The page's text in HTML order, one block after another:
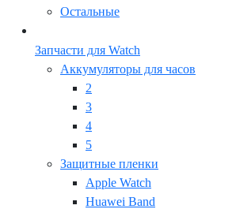
Остальные
Запчасти для Watch
Аккумуляторы для часов
2
3
4
5
Защитные пленки
Apple Watch
Huawei Band